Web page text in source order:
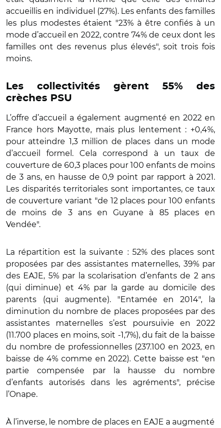
accueillis en individuel (27%). Les enfants des familles
les plus modestes étaient "23% à être confiés à un
mode d’accueil en 2022, contre 74% de ceux dont les
familles ont des revenus plus élevés", soit trois fois
moins.
Les collectivités gèrent 55% des
crèches PSU
L’offre d’accueil a également augmenté en 2022 en
France hors Mayotte, mais plus lentement : +0,4%,
pour atteindre 1,3 million de places dans un mode
d’accueil formel. Cela correspond à un taux de
couverture de 60,3 places pour 100 enfants de moins
de 3 ans, en hausse de 0,9 point par rapport à 2021.
Les disparités territoriales sont importantes, ce taux
de couverture variant "de 12 places pour 100 enfants
de moins de 3 ans en Guyane à 85 places en
Vendée".
La répartition est la suivante : 52% des places sont
proposées par des assistantes maternelles, 39% par
des EAJE, 5% par la scolarisation d’enfants de 2 ans
(qui diminue) et 4% par la garde au domicile des
parents (qui augmente). "Entamée en 2014", la
diminution du nombre de places proposées par des
assistantes maternelles s’est poursuivie en 2022
(11.700 places en moins, soit -1,7%), du fait de la baisse
du nombre de professionnelles (237.100 en 2023, en
baisse de 4% comme en 2022). Cette baisse est "en
partie compensée par la hausse du nombre
d’enfants autorisés dans les agréments", précise
l’Onape.
À l’inverse, le nombre de places en EAJE a augmenté